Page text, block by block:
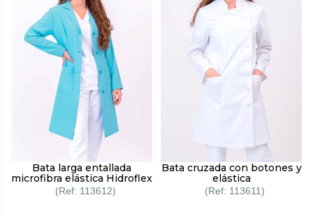
Bata larga entallada
microfibra elástica Hidroflex
113612
Bata cruzada con botones y
elástica
113611